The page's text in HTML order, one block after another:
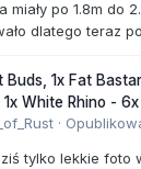
miały po 1.8m do
dlatego teraz
Buds, 1x Fat
White Rhino -
·
tylko lekkie foto